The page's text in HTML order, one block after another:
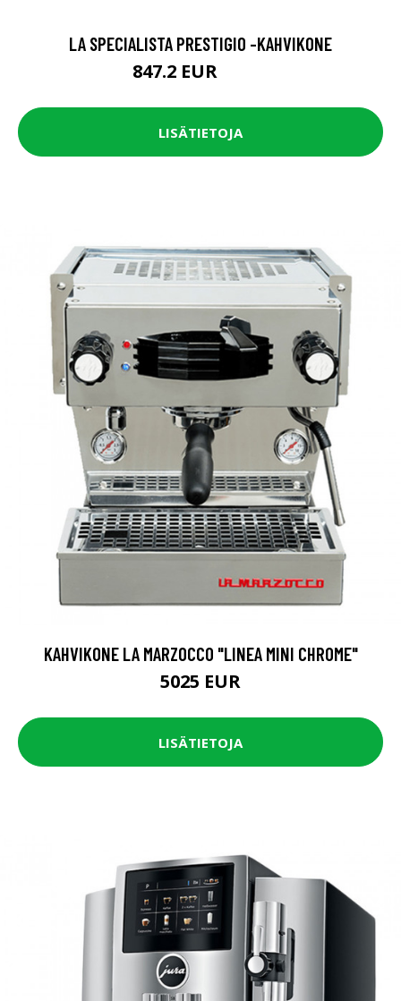
LA SPECIALISTA PRESTIGIO -KAHVIKONE
847.2 EUR
LISÄTIETOJA
KAHVIKONE LA MARZOCCO "LINEA MINI CHROME"
5025 EUR
LISÄTIETOJA